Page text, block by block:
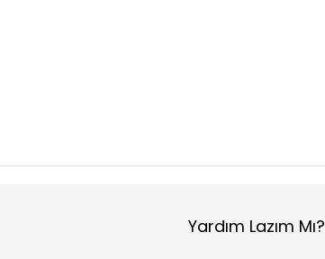
Yardım Lazım Mı?